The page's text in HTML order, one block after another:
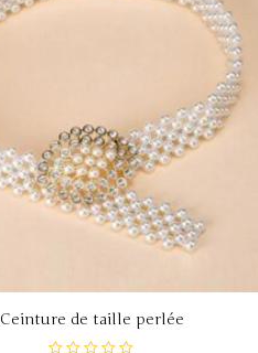
Ceinture de taille perlée